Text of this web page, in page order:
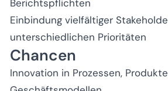
Berichtspflichten
Einbindung vielfältiger
unterschiedlichen Prioritäten
Chancen
Innovation in Prozessen,